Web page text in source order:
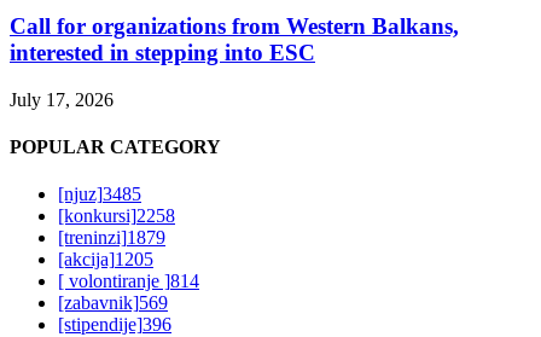
Call for organizations from Western Balkans,
interested in stepping into ESC
July 17, 2026
POPULAR CATEGORY
[njuz]3485
[konkursi]2258
[treninzi]1879
[akcija]1205
[ volontiranje ]814
[zabavnik]569
[stipendije]396